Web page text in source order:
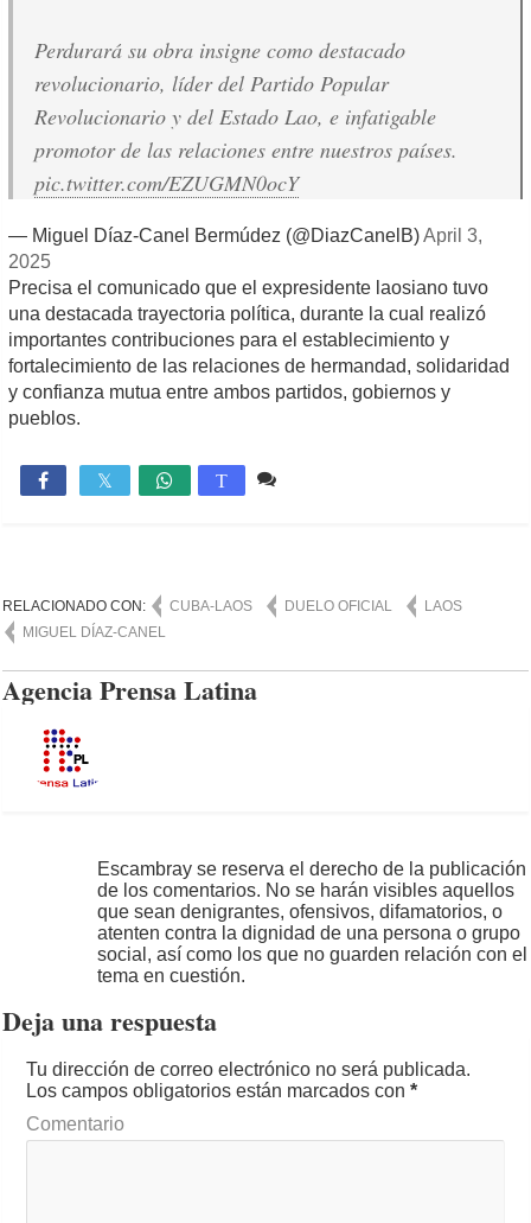
Perdurará su obra insigne como destacado
revolucionario, líder del Partido Popular
Revolucionario y del Estado Lao, e infatigable
promotor de las relaciones entre nuestros países.
pic.twitter.com/EZUGMN0ocY
— Miguel Díaz-Canel Bermúdez (@DiazCanelB)April 3,
2025
Precisa el comunicado que el expresidente laosiano tuvo
una destacada trayectoria política, durante la cual realizó
importantes contribuciones para el establecimiento y
fortalecimiento de las relaciones de hermandad, solidaridad
y confianza mutua entre ambos partidos, gobiernos y
pueblos.
 T
RELACIONADO CON: CUBA-LAOS DUELO OFICIAL
LAOS
MIGUEL DÍAZ-CANEL
Agencia Prensa Latina
Escambray se reserva el derecho de la publicación
de los comentarios. No se harán visibles aquellos
que sean denigrantes, ofensivos, difamatorios, o
atenten contra la dignidad de una persona o grupo
social, así como los que no guarden relación con el
tema en cuestión.
Deja una respuesta
Tu dirección de correo electrónico no será publicada.
Los campos obligatorios están marcados con*
Comentario